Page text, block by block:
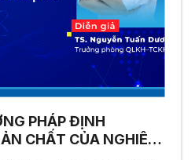
PHÁP ĐỊNH
CHẤT CỦA NGHIÊN